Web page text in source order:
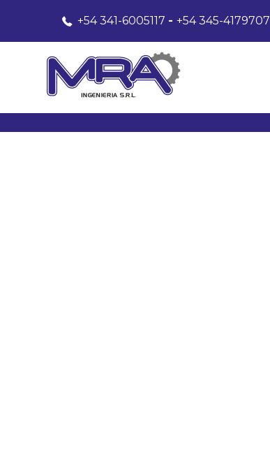
+54 341-6005117 -+54 345-4179707